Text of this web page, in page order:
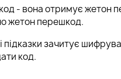
- вона отримує жетон
жетон перешкод.
підказки зачитує
код.